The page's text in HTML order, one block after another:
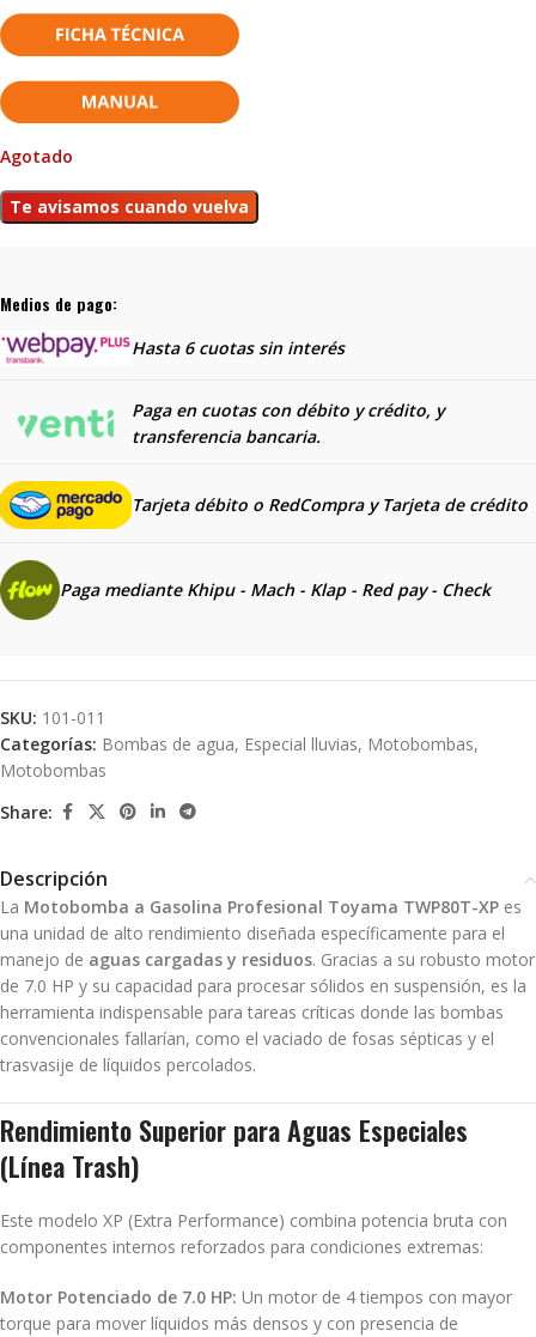
Agotado
Medios de pago:
Hasta 6 cuotas sin interés
Paga en cuotas con débito y crédito, y
transferencia bancaria.
Tarjeta débito o RedCompra y Tarjeta de crédito
Paga mediante Khipu - Mach - Klap - Red pay - Check
SKU: 101-011
Categorías: Bombas de agua, Especial lluvias, Motobombas,
Motobombas
Share:
Descripción
La Motobomba a Gasolina Profesional Toyama TWP80T-XP es
una unidad de alto rendimiento diseñada específicamente para el
manejo de aguas cargadas y residuos. Gracias a su robusto motor
de 7.0 HP y su capacidad para procesar sólidos en suspensión, es la
herramienta indispensable para tareas críticas donde las bombas
convencionales fallarían, como el vaciado de fosas sépticas y el
trasvasije de líquidos percolados.
Rendimiento Superior para Aguas Especiales
(Línea Trash)
Este modelo XP (Extra Performance) combina potencia bruta con
componentes internos reforzados para condiciones extremas:
Motor Potenciado de 7.0 HP: Un motor de 4 tiempos con mayor
torque para mover líquidos más densos y con presencia de